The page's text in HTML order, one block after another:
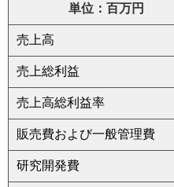
単位：百万円
売上高
売上総利益
売上高総利益率
販売費および一般管理費
研究開発費